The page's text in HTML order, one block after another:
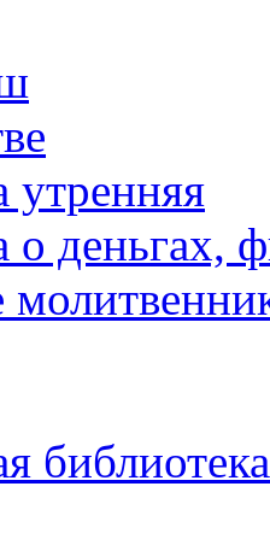
утренняя
о деньгах,
библиотека